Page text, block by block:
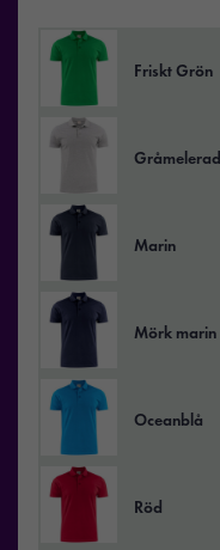
Friskt Grön
Gråmelerad
Marin
Mörk marin
Oceanblå
Röd